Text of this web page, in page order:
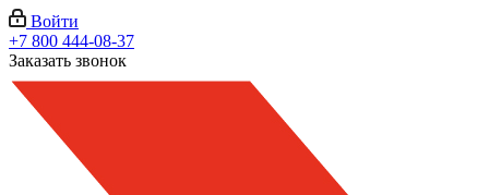
Войти
+7 800 444-08-37
Заказать звонок